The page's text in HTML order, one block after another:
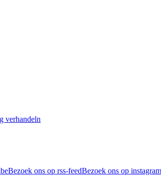
verhandeln
Bezoek ons op rss-feedBezoek ons op instagram